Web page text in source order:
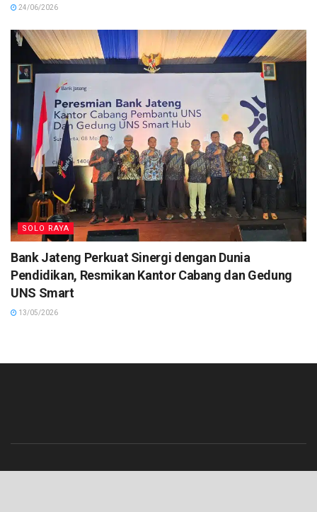
24/06/2026
SOLO RAYA
Bank Jateng Perkuat Sinergi dengan Dunia
Pendidikan, Resmikan Kantor Cabang dan Gedung
UNS Smart
13/05/2026